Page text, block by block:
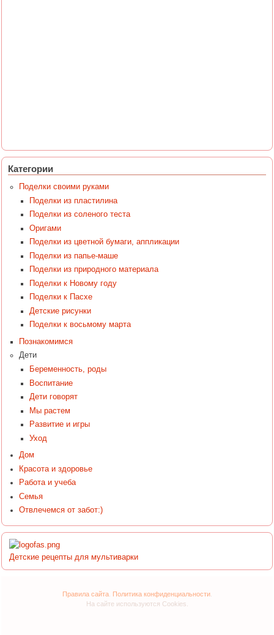
Категории
Поделки своими руками
Поделки из пластилина
Поделки из соленого теста
Оригами
Поделки из цветной бумаги, аппликации
Поделки из папье-маше
Поделки из природного материала
Поделки к Новому году
Поделки к Пасхе
Детские рисунки
Поделки к восьмому марта
Познакомимся
Дети
Беременность, роды
Воспитание
Дети говорят
Мы растем
Развитие и игры
Уход
Дом
Красота и здоровье
Работа и учеба
Семья
Отвлечемся от забот:)
Детские рецепты для мультиварки
Правила сайта. Политика конфиденциальности.
На сайте используются Cookies.